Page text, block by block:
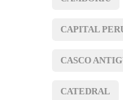
CAPITAL
CASCO
CATEDRAL